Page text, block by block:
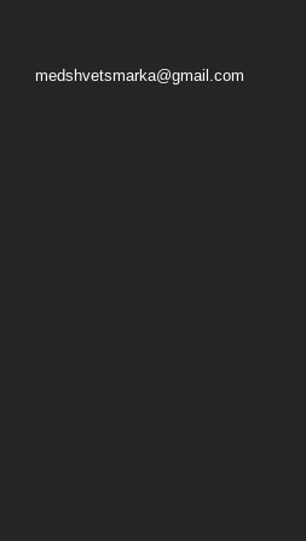
medshvetsmarka@gmail.com